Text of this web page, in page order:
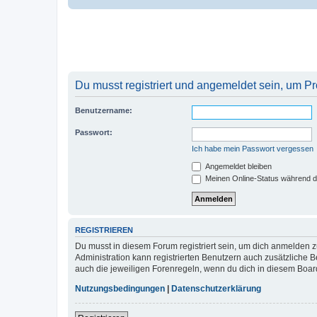
Du musst registriert und angemeldet sein, um
Benutzername:
Passwort:
Ich habe mein Passwort vergessen
Angemeldet bleiben
Meinen Online-Status während
REGISTRIEREN
Du musst in diesem Forum registriert sein, um dich
Administration kann registrierten Benutzern auch zusätzliche
auch die jeweiligen Forenregeln, wenn du dich in diesem
Nutzungsbedingungen
Datenschutzerklärung